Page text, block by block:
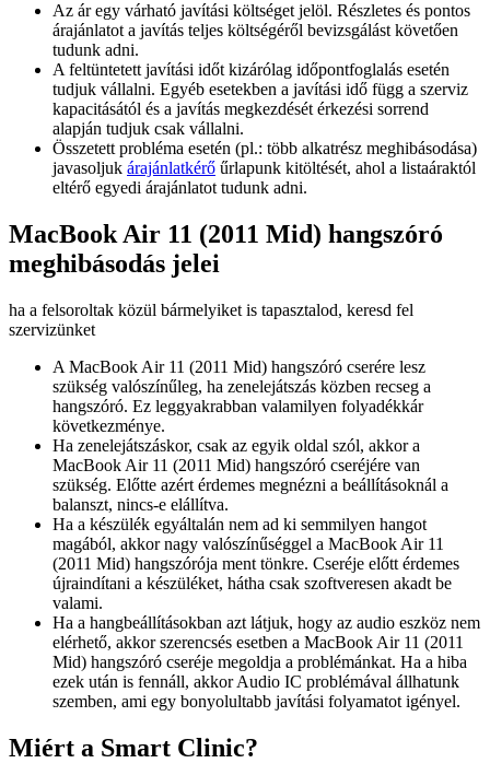
Az ár egy várható javítási költséget jelöl. Részletes és pontos
árajánlatot a javítás teljes költségéről bevizsgálást követően
tudunk adni.
A feltüntetett javítási időt kizárólag időpontfoglalás esetén
tudjuk vállalni. Egyéb esetekben a javítási idő függ a szerviz
kapacitásától és a javítás megkezdését érkezési sorrend
alapján tudjuk csak vállalni.
Összetett probléma esetén (pl.: több alkatrész meghibásodása)
javasoljuk árajánlatkérő űrlapunk kitöltését, ahol a listaáraktól
eltérő egyedi árajánlatot tudunk adni.
MacBook Air 11 (2011 Mid) hangszóró
meghibásodás jelei
ha a felsoroltak közül bármelyiket is tapasztalod, keresd fel
szervizünket
A MacBook Air 11 (2011 Mid) hangszóró cserére lesz
szükség valószínűleg, ha zenelejátszás közben recseg a
hangszóró. Ez leggyakrabban valamilyen folyadékkár
következménye.
Ha zenelejátszáskor, csak az egyik oldal szól, akkor a
MacBook Air 11 (2011 Mid) hangszóró cseréjére van
szükség. Előtte azért érdemes megnézni a beállításoknál a
balanszt, nincs-e elállítva.
Ha a készülék egyáltalán nem ad ki semmilyen hangot
magából, akkor nagy valószínűséggel a MacBook Air 11
(2011 Mid) hangszórója ment tönkre. Cseréje előtt érdemes
újraindítani a készüléket, hátha csak szoftveresen akadt be
valami.
Ha a hangbeállításokban azt látjuk, hogy az audio eszköz nem
elérhető, akkor szerencsés esetben a MacBook Air 11 (2011
Mid) hangszóró cseréje megoldja a problémánkat. Ha a hiba
ezek után is fennáll, akkor Audio IC problémával állhatunk
szemben, ami egy bonyolultabb javítási folyamatot igényel.
Miért a Smart Clinic?